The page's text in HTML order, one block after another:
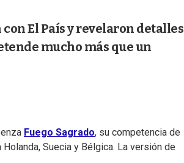
El País y revelaron detalles
mucho más que un
Fuego Sagrado, su competencia de
Suecia y Bélgica. La versión de